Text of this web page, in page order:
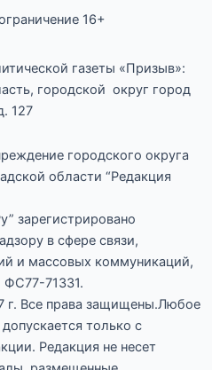
16+
газеты «Призыв»:
городской округ город
127
городского округа
области “Редакция
зарегистрировано
в сфере связи,
и массовых коммуникаций,
71331.
г. Все права защищены.Любое
только с
Редакция не несет